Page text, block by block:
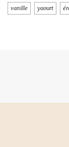
vanille yaourt